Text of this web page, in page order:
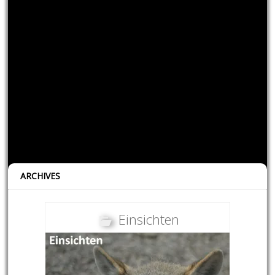
ARCHIVES
Einsichten